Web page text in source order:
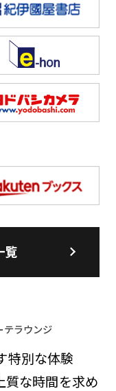
覧
テラウンジ
特別な体験
質な時間を求め